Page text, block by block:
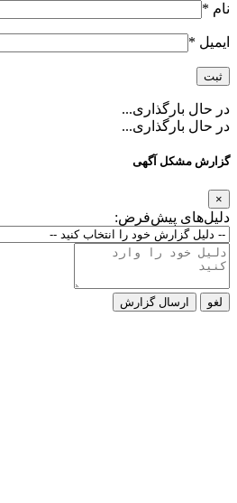
نام *
ایمیل *
در حال بارگذاری...
در حال بارگذاری...
گزارش مشکل آگهی
×
دلیل‌های پیش‌فرض:
لغو ارسال گزارش